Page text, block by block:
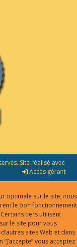
Site réalisé avec
Accès gérant
optimale sur le site, nous
le bon fonctionnement
tiers utilisent
le site pour vous
sites Web et dans
vous acceptez